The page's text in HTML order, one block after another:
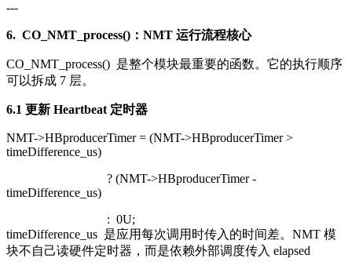
---
6. CO_NMT_process() ：NMT 运行流程核心
CO_NMT_process() 是整个模块最重要的函数。它的执行顺序
可以拆成 7 层。
6.1 更新 Heartbeat 定时器
NMT->HBproducerTimer = (NMT->HBproducerTimer >
timeDifference_us)
? (NMT->HBproducerTimer -
timeDifference_us)
: 0U;
timeDifference_us 是应用每次调用时传入的时间差。NMT 模
块不自己读硬件定时器，而是依赖外部调度传入 elapsed